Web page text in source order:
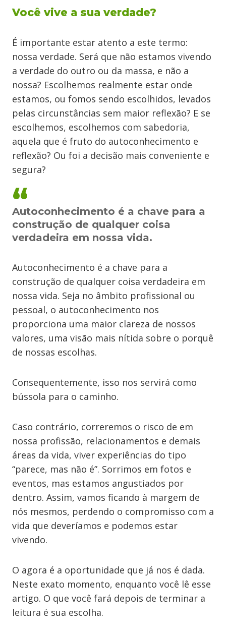
Você vive a sua verdade?
É importante estar atento a este termo:
nossa verdade. Será que não estamos vivendo
a verdade do outro ou da massa, e não a
nossa? Escolhemos realmente estar onde
estamos, ou fomos sendo escolhidos, levados
pelas circunstâncias sem maior reflexão? E se
escolhemos, escolhemos com sabedoria,
aquela que é fruto do autoconhecimento e
reflexão? Ou foi a decisão mais conveniente e
segura?
Autoconhecimento é a chave para a
construção de qualquer coisa
verdadeira em nossa vida.
Autoconhecimento é a chave para a
construção de qualquer coisa verdadeira em
nossa vida. Seja no âmbito profissional ou
pessoal, o autoconhecimento nos
proporciona uma maior clareza de nossos
valores, uma visão mais nítida sobre o porquê
de nossas escolhas.
Consequentemente, isso nos servirá como
bússola para o caminho.
Caso contrário, correremos o risco de em
nossa profissão, relacionamentos e demais
áreas da vida, viver experiências do tipo
“parece, mas não é”. Sorrimos em fotos e
eventos, mas estamos angustiados por
dentro. Assim, vamos ficando à margem de
nós mesmos, perdendo o compromisso com a
vida que deveríamos e podemos estar
vivendo.
O agora é a oportunidade que já nos é dada.
Neste exato momento, enquanto você lê esse
artigo. O que você fará depois de terminar a
leitura é sua escolha.